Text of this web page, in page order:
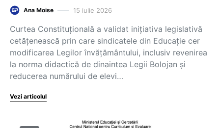
Ana Moise 15 iulie 2026
Curtea Constituțională a validat inițiativa legislativă
cetățenească prin care sindicatele din Educație cer
modificarea Legilor învățământului, inclusiv revenirea
la norma didactică de dinaintea Legii Bolojan și
reducerea numărului de elevi…
Vezi articolul